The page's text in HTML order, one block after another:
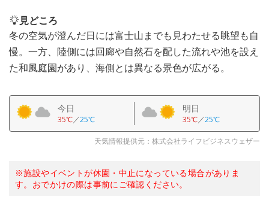
見どころ
冬の空気が澄んだ日には富士山までも見わたせる眺望も自
慢。一方、陸側には回廊や自然石を配した流れや池を設え
た和風庭園があり、海側とは異なる景色が広がる。
今日
35℃／25℃
明日
35℃／25℃
天気情報提供元：株式会社ライフビジネスウェザー
※施設やイベントが休園・中止になっている場合がありま
す。おでかけの際は事前にご確認ください。